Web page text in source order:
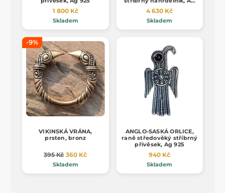
1 800 Kč
Skladem
4 630 Kč
Skladem
-9%
VIKINSKÁ VRÁNA,
prsten, bronz
395 Kč 360 Kč
Skladem
ANGLO-SASKÁ ORLICE,
raně středověký stříbrný
přívěsek, Ag 925
940 Kč
Skladem